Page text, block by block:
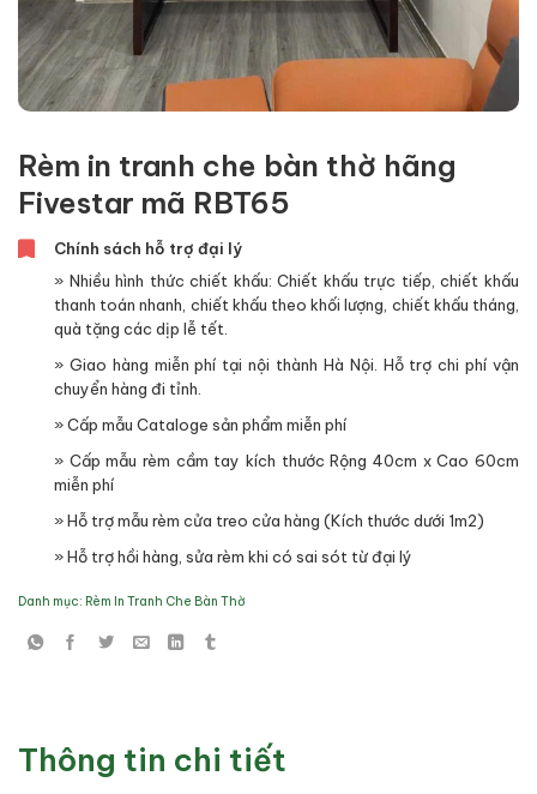
Rèm in tranh che bàn thờ hãng
Fivestar mã RBT65
Chính sách hỗ trợ đại lý
» Nhiều hình thức chiết khấu: Chiết khấu trực tiếp, chiết khấu
thanh toán nhanh, chiết khấu theo khối lượng, chiết khấu tháng,
quà tặng các dịp lễ tết.
» Giao hàng miễn phí tại nội thành Hà Nội. Hỗ trợ chi phí vận
chuyển hàng đi tỉnh.
» Cấp mẫu Cataloge sản phẩm miễn phí
» Cấp mẫu rèm cầm tay kích thước Rộng 40cm x Cao 60cm
miễn phí
» Hỗ trợ mẫu rèm cửa treo cửa hàng (Kích thước dưới 1m2)
» Hỗ trợ hồi hàng, sửa rèm khi có sai sót từ đại lý
Danh mục: Rèm In Tranh Che Bàn Thờ
Thông tin chi tiết